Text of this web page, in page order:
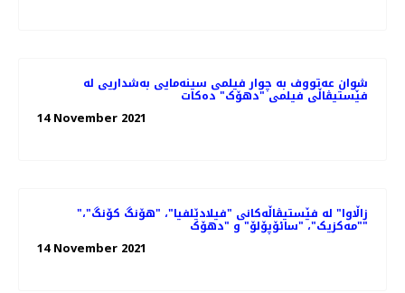
شوان عەتووف به چوار فیلمی سینەمایی بەشداریی لە
فێستیڤاڵی فیلمی "دهۆک" دەكات
14 November 2021
"زاڵاوا" لە فێستیڤاڵەکانی "فیلادێلفیا"، "هۆنگ کۆنگ"،
"مەکزیک"، "سائۆپۆلۆ" و "دهۆک"
14 November 2021